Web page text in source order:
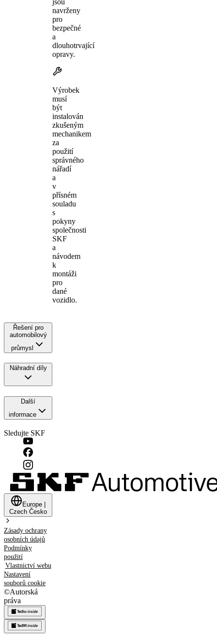
navrženy
pro
bezpečné
a
dlouhotrvající
opravy.
Výrobek
musí
být
instalován
zkušeným
mechanikem
za
použití
správného
nářadí
a
v
přísném
souladu
s
pokyny
společnosti
SKF
a
návodem
k
montáži
pro
dané
vozidlo.
Řešení pro
automobilový
průmysl
Náhradní díly
Další
informace
Sledujte SKF
Europe
Czech Česko
Zásady ochrany
osobních údajů
Podmínky
použití
Vlastnictví webu
Nastavení
souborů cookie
©Autorská
práva